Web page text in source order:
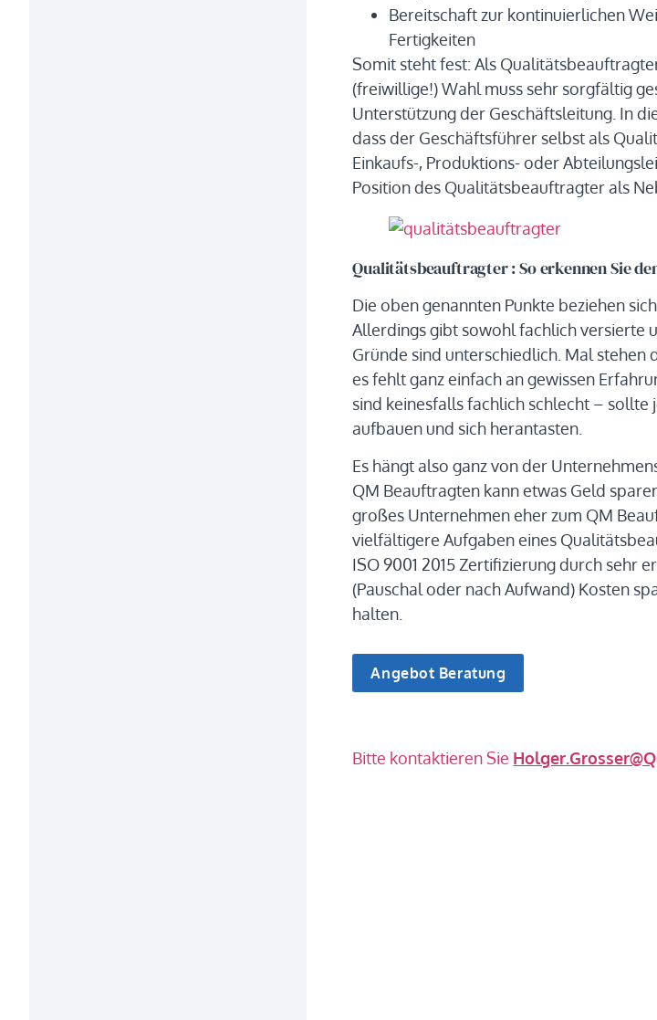
Bereitschaft zur kontinuierlichen
Fertigkeiten
Somit steht fest: Als
(freiwillige!) Wahl muss sehr sorgfältig
Unterstützung der Geschäftsleitung. In
dass der Geschäftsführer selbst als
Einkaufs-, Produktions- oder
Position des Qualitätsbeauftragter als
Qualitätsbeauftragter : So erkennen Sie
Die oben genannten Punkte beziehen
Allerdings gibt sowohl fachlich versierte
Gründe sind unterschiedlich. Mal stehen
es fehlt ganz einfach an gewissen
sind keinesfalls fachlich schlecht –
aufbauen und sich herantasten.
Es hängt also ganz von der
QM Beauftragten kann etwas Geld
großes Unternehmen eher zum QM
vielfältigere Aufgaben eines
ISO 9001 2015 Zertifizierung durch sehr
(Pauschal oder nach Aufwand) Kosten
halten.
Bitte kontaktieren Sie